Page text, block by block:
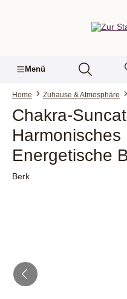
Menü
Home Zuhause & Atmosphäre
Chakra-
Energetische
Berk